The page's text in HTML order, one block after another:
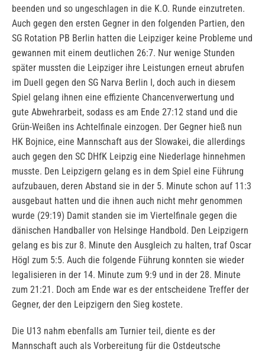
beenden und so ungeschlagen in die K.O. Runde einzutreten.
Auch gegen den ersten Gegner in den folgenden Partien, den
SG Rotation PB Berlin hatten die Leipziger keine Probleme und
gewannen mit einem deutlichen 26:7. Nur wenige Stunden
später mussten die Leipziger ihre Leistungen erneut abrufen
im Duell gegen den SG Narva Berlin I, doch auch in diesem
Spiel gelang ihnen eine effiziente Chancenverwertung und
gute Abwehrarbeit, sodass es am Ende 27:12 stand und die
Grün-Weißen ins Achtelfinale einzogen. Der Gegner hieß nun
HK Bojnice, eine Mannschaft aus der Slowakei, die allerdings
auch gegen den SC DHfK Leipzig eine Niederlage hinnehmen
musste. Den Leipzigern gelang es in dem Spiel eine Führung
aufzubauen, deren Abstand sie in der 5. Minute schon auf 11:3
ausgebaut hatten und die ihnen auch nicht mehr genommen
wurde (29:19) Damit standen sie im Viertelfinale gegen die
dänischen Handballer von Helsinge Handbold. Den Leipzigern
gelang es bis zur 8. Minute den Ausgleich zu halten, traf Oscar
Högl zum 5:5. Auch die folgende Führung konnten sie wieder
legalisieren in der 14. Minute zum 9:9 und in der 28. Minute
zum 21:21. Doch am Ende war es der entscheidene Treffer der
Gegner, der den Leipzigern den Sieg kostete.
Die U13 nahm ebenfalls am Turnier teil, diente es der
Mannschaft auch als Vorbereitung für die Ostdeutsche